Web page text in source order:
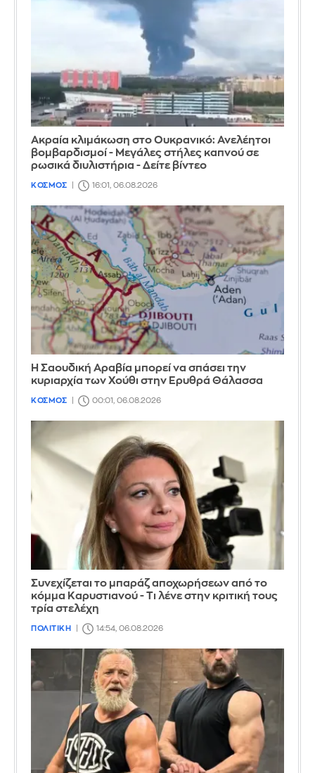
Ακραία κλιμάκωση στο Ουκρανικό: Ανελέητοι
βομβαρδισμοί - Μεγάλες στήλες καπνού σε
ρωσικά διυλιστήρια - Δείτε βίντεο
ΚΟΣΜΟΣ 16:01, 06.08.2026
Η Σαουδική Αραβία μπορεί να σπάσει την
κυριαρχία των Χούθι στην Ερυθρά Θάλασσα
ΚΟΣΜΟΣ 00:01, 06.08.2026
Συνεχίζεται το μπαράζ αποχωρήσεων από το
κόμμα Καρυστιανού - Τι λένε στην κριτική τους
τρία στελέχη
ΠΟΛΙΤΙΚΗ 14:54, 06.08.2026